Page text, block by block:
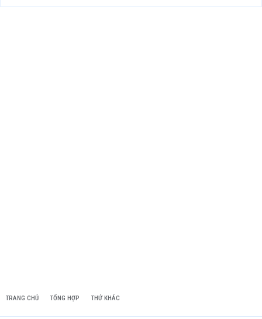
TRANG CHỦ TỔNG HỢP THỨ KHÁC